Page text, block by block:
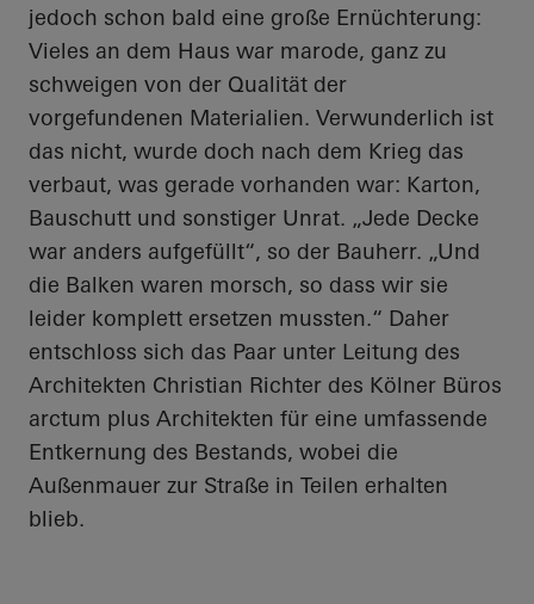
jedoch schon bald eine große Ernüchterung:
Vieles an dem Haus war marode, ganz zu
schweigen von der Qualität der
vorgefundenen Materialien. Verwunderlich ist
das nicht, wurde doch nach dem Krieg das
verbaut, was gerade vorhanden war: Karton,
Bauschutt und sonstiger Unrat. „Jede Decke
war anders aufgefüllt“, so der Bauherr. „Und
die Balken waren morsch, so dass wir sie
leider komplett ersetzen mussten.“ Daher
entschloss sich das Paar unter Leitung des
Architekten Christian Richter des Kölner Büros
arctum plus Architekten für eine umfassende
Entkernung des Bestands, wobei die
Außenmauer zur Straße in Teilen erhalten
blieb.